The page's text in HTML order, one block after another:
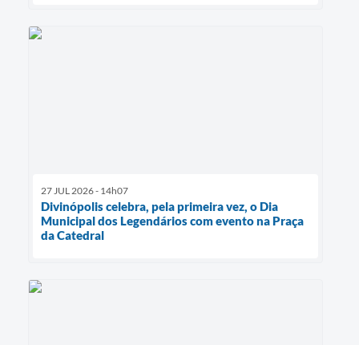
27 JUL 2026 - 14h07
Divinópolis celebra, pela primeira vez, o Dia
Municipal dos Legendários com evento na Praça
da Catedral